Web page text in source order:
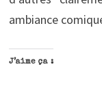
ambiance
J’aime ça :